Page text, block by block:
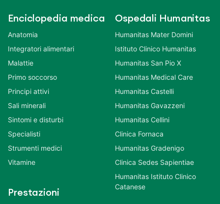
Enciclopedia medica
Anatomia
Integratori alimentari
Malattie
Primo soccorso
Principi attivi
Sali minerali
Sintomi e disturbi
Specialisti
Strumenti medici
Vitamine
Prestazioni
Ospedali Humanitas
Humanitas Mater Domini
Istituto Clinico Humanitas
Humanitas San Pio X
Humanitas Medical Care
Humanitas Castelli
Humanitas Gavazzeni
Humanitas Cellini
Clinica Fornaca
Humanitas Gradenigo
Clinica Sedes Sapientiae
Humanitas Istituto Clinico
Catanese